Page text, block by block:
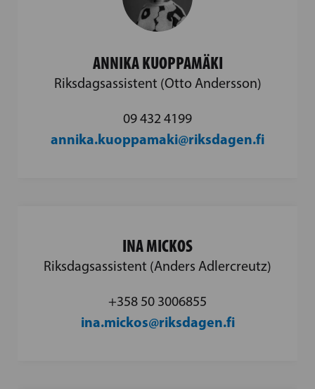
ANNIKA KUOPPAMÄKI
Riksdagsassistent (Otto Andersson)
09 432 4199
annika.kuoppamaki@riksdagen.fi
INA MICKOS
Riksdagsassistent (Anders Adlercreutz)
‪+358 50 3006855‬
ina.mickos@riksdagen.fi